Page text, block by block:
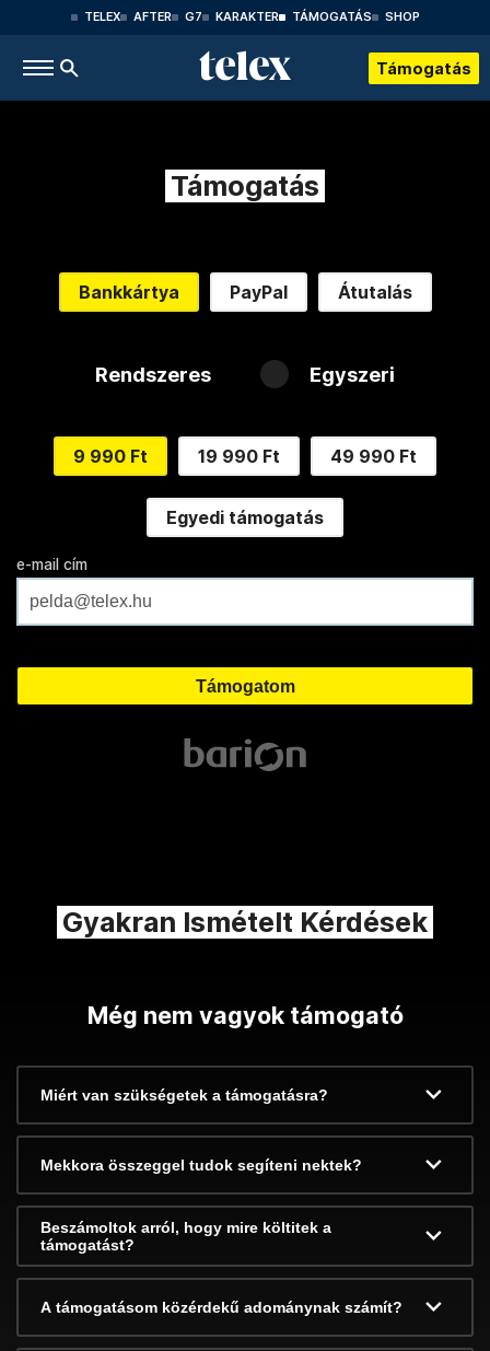
TELEX AFTER G7 KARAKTER TÁMOGATÁS SHOP
Támogatás
Támogatás
Bankkártya PayPal Átutalás
Rendszeres Egyszeri
9 990 Ft 19 990 Ft 49 990 Ft
Egyedi támogatás
e-mail cím
Gyakran Ismételt Kérdések
Még nem vagyok támogató
Miért van szükségetek a támogatásra?
Mekkora összeggel tudok segíteni nektek?
Beszámoltok arról, hogy mire költitek a
támogatást?
A támogatásom közérdekű adománynak számít?